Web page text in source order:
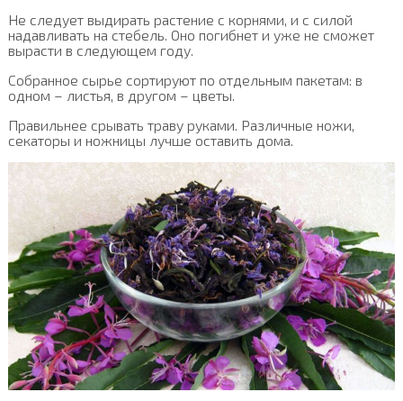
Не следует выдирать растение с корнями, и с силой
надавливать на стебель. Оно погибнет и уже не сможет
вырасти в следующем году.
Собранное сырье сортируют по отдельным пакетам: в
одном – листья, в другом – цветы.
Правильнее срывать траву руками. Различные ножи,
секаторы и ножницы лучше оставить дома.